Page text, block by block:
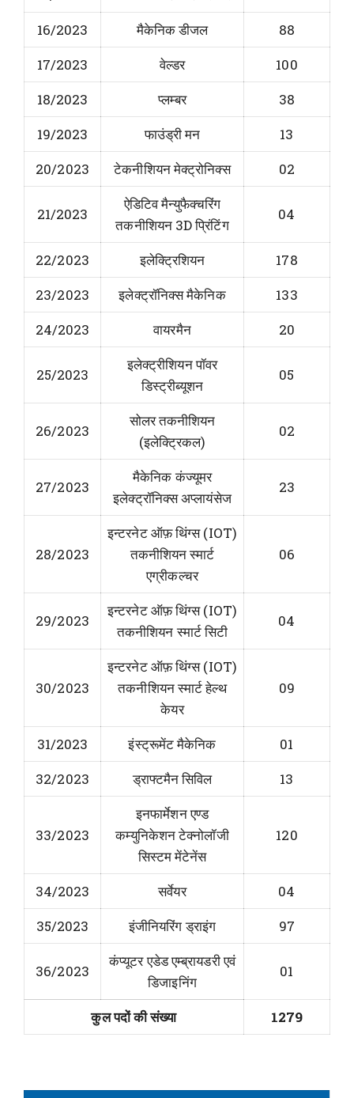
16/2023
मैकेनिक डीजल
88
17/2023
वेल्डर
100
18/2023
प्लम्बर
38
19/2023
फाउंड्री मन
13
20/2023
टेकनीशियन मेक्ट्रोनिक्स 02
21/2023
ऐडिटिव मैन्युफैक्चरिंग
तकनीशियन 3D प्रिंटिंग
04
22/2023 इलेक्ट्रिशियन
178
23/2023
इलेक्ट्रॉनिक्स मैकेनिक
133
24/2023
वायरमैन 20
25/2023
इलेक्ट्रीशियन पॉवर
डिस्ट्रीब्यूशन
05
26/2023
सोलर तकनीशियन
(इलेक्ट्रिकल)
02
27/2023
मैकेनिक कंज्यूमर
इलेक्ट्रॉनिक्स अप्लायंसेज
23
28/2023
इन्टरनेट ऑफ़ थिंग्स (IOT)
तकनीशियन स्मार्ट
एग्रीकल्चर
06
29/2023
इन्टरनेट ऑफ़ थिंग्स (IOT)
तकनीशियन स्मार्ट सिटी
04
30/2023
इन्टरनेट ऑफ़ थिंग्स (IOT)
तकनीशियन स्मार्ट हेल्थ
केयर
09
31/2023 इंस्ट्रूमेंट मैकेनिक
01
32/2023
ड्राफ्टमैन सिविल 13
33/2023
इनफार्मेशन एण्ड
कम्युनिकेशन टेक्नोलॉजी
सिस्टम मेंटेनेंस
120
34/2023 सर्वेयर
04
35/2023
इंजीनियरिंग ड्राइंग 97
36/2023
कंप्यूटर एडेड एम्ब्रायडरी एवं
डिजाइनिंग
01
कुल पदों की संख्या 1279